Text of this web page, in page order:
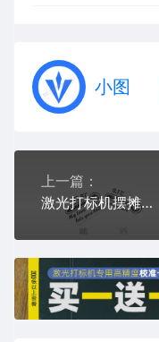
小图
上一篇：
激光打标机摆摊素材 金橙子EZCAD打标专用名字温度计卡通图案艺术设计